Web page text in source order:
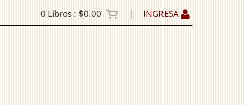
0 Libros : $0.00 | INGRESA